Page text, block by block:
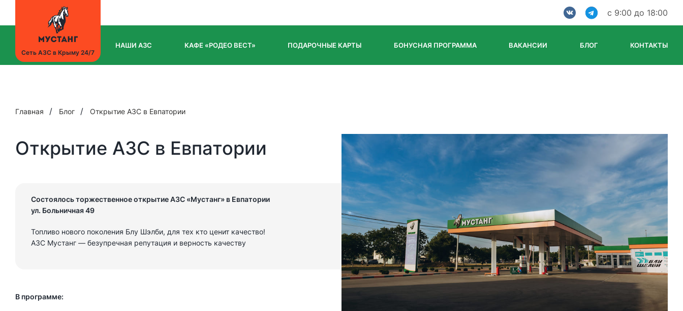
Сеть АЗС в Крыму 24/7
с 9:00 до 18:00
НАШИ АЗС КАФЕ «РОДЕО ВЕСТ» ПОДАРОЧНЫЕ КАРТЫ БОНУСНАЯ ПРОГРАММА ВАКАНСИИ БЛОГ КОНТАКТЫ
Главная Блог Открытие АЗС в Евпатории
Открытие АЗС в Евпатории
Состоялось торжественное открытие АЗС «Мустанг» в Евпатории
ул. Больничная 49
Топливо нового поколения Блу Шэлби, для тех кто ценит качество!
АЗС Мустанг — безупречная репутация и верность качеству
В программе: